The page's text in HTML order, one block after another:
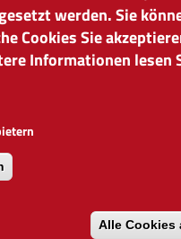
BOZEN
| I-39100 Bozen
|
werden. Sie
Cookies Sie
Informationen lesen
Alle Cookies